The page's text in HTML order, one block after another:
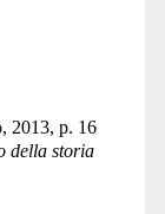
2013, p. 16
della storia